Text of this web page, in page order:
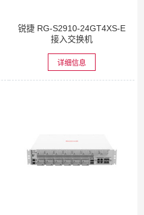
锐捷 RG-S2910-24GT4XS-E
接入交换机
详细信息